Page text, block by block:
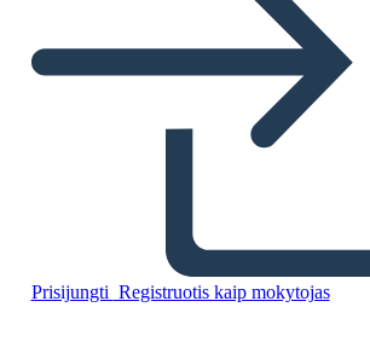
Prisijungti Registruotis kaip mokytojas
Riepilogo